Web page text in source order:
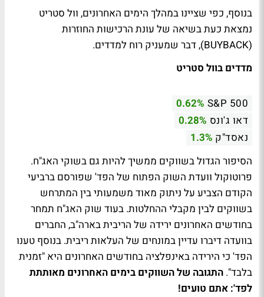
בנוסף, כפי שציינו במהלך הימים האחרונים, וול סטריט
נמצאת כעת בשיאה של עונת הרכישות החוזרות
(BUYBACK), דבר שמעניק רוח למדדים.
מדדים בוול סטריט
S&P 500
0.62%
דאו ג'ונס 0.28%
נאסד"ק 1.3%
הסיפור הגדול בשווקים ממשיך להיות גם בשוקי האג"ח.
פרוטוקול וועדת השוק הפתוח של הפד' שפורסם ברביעי
הקודם הצביע על ניתוק מאוד משמעותי בין המתרחש
בשווקים לבין מקבלי ההחלטות. בעוד שוק האג"ח תמחר
בחודשים האחרונים ירידה של הריבית בארה"ב, החברים
בוועדה דיברו עדיין במונחים של העלאות ריבית. בנוסף טענו
הפד' כי הירידה באינפלציה בחודשים האחרונים היא "זמנית
בלבד". התגובה של השווקים בימים האחרונים מאותתת
לפד': אתם טועים!